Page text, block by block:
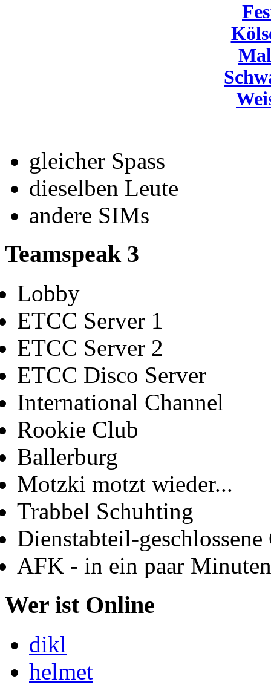
gleicher Spass
dieselben Leute
andere SIMs
Teamspeak 3
Lobby
ETCC Server 1
ETCC Server 2
ETCC Disco Server
International Channel
Rookie Club
Ballerburg
Motzki motzt wieder...
Trabbel Schuhting
Dienstabteil-geschlossene
AFK - in ein paar
Wer ist Online
dikl
helmet